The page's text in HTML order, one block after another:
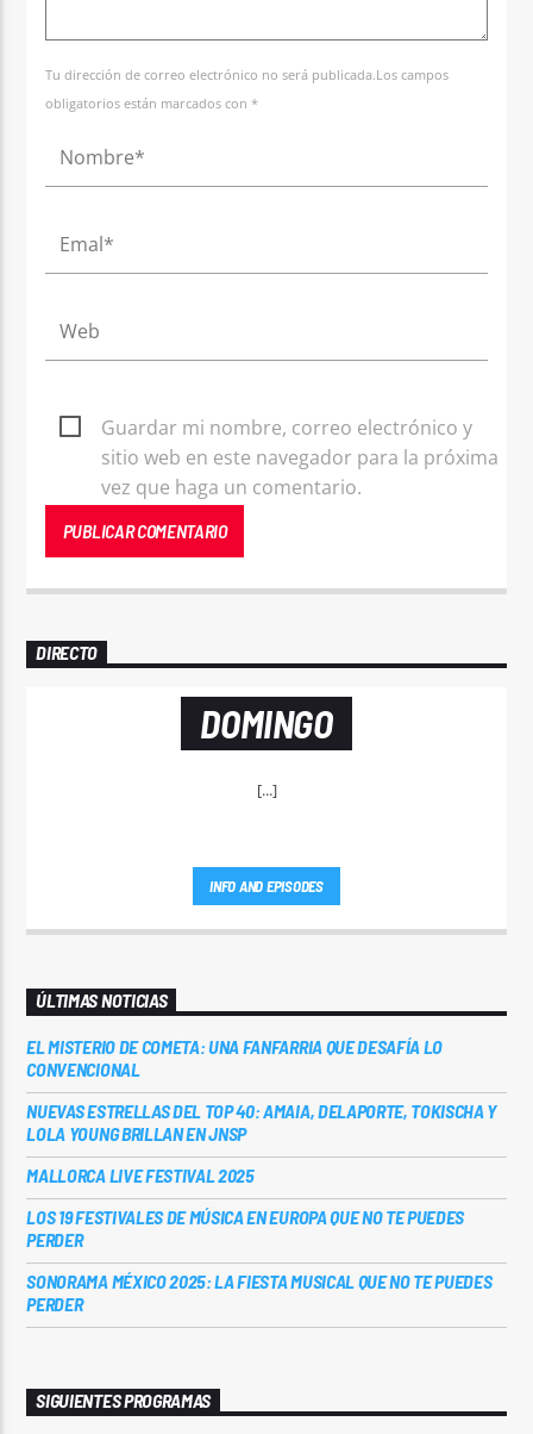
Tu dirección de correo electrónico no será publicada.Los campos
obligatorios están marcados con *
Guardar mi nombre, correo electrónico y
sitio web en este navegador para la próxima
vez que haga un comentario.
DIRECTO
DOMINGO
[...]
INFO AND EPISODES
ÚLTIMAS NOTICIAS
EL MISTERIO DE COMETA: UNA FANFARRIA QUE DESAFÍA LO
CONVENCIONAL
NUEVAS ESTRELLAS DEL TOP 40: AMAIA, DELAPORTE, TOKISCHA Y
LOLA YOUNG BRILLAN EN JNSP
MALLORCA LIVE FESTIVAL 2025
LOS 19 FESTIVALES DE MÚSICA EN EUROPA QUE NO TE PUEDES
PERDER
SONORAMA MÉXICO 2025: LA FIESTA MUSICAL QUE NO TE PUEDES
PERDER
SIGUIENTES PROGRAMAS